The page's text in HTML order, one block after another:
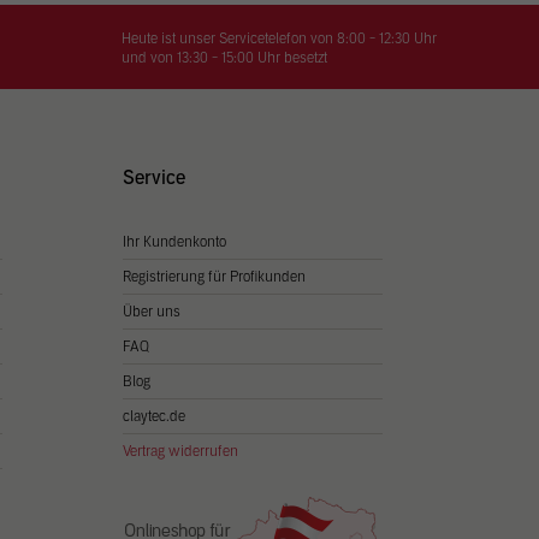
Heute ist unser Servicetelefon von 8:00 - 12:30 Uhr
und von 13:30 - 15:00 Uhr besetzt
Service
Ihr Kundenkonto
Registrierung für Profikunden
Über uns
FAQ
Blog
claytec.de
Vertrag widerrufen
Sie